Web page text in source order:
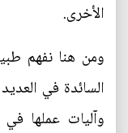
الأخرى.
ومن هنا نفهم
السائدة في
وآليات عملها